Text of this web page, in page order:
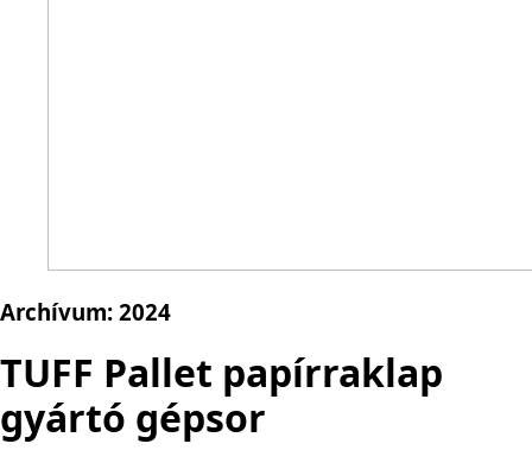
Archívum: 2024
TUFF Pallet papírraklap
gyártó gépsor